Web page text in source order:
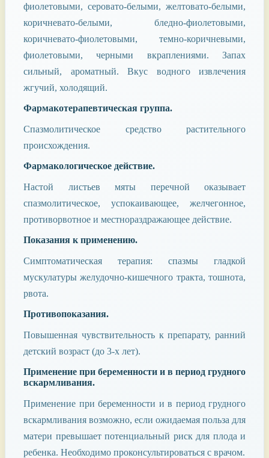
фиолетовыми, серовато-белыми, желтовато-белыми,
коричневато-белыми, бледно-фиолетовыми,
коричневато-фиолетовыми, темно-коричневыми,
фиолетовыми, черными вкраплениями. Запах
сильный, ароматный. Вкус водного извлечения
жгучий, холодящий.
Фармакотерапевтическая группа.
Спазмолитическое средство растительного
происхождения.
Фармакологическое действие.
Настой листьев мяты перечной оказывает
спазмолитическое, успокаивающее, желчегонное,
противорвотное и местнораздражающее действие.
Показания к применению.
Симптоматическая терапия: спазмы гладкой
мускулатуры желудочно-кишечного тракта, тошнота,
рвота.
Противопоказания.
Повышенная чувствительность к препарату, ранний
детский возраст (до 3-х лет).
Применение при беременности и в период грудного
вскармливания.
Применение при беременности и в период грудного
вскармливания возможно, если ожидаемая польза для
матери превышает потенциальный риск для плода и
ребенка. Необходимо проконсультироваться с врачом.